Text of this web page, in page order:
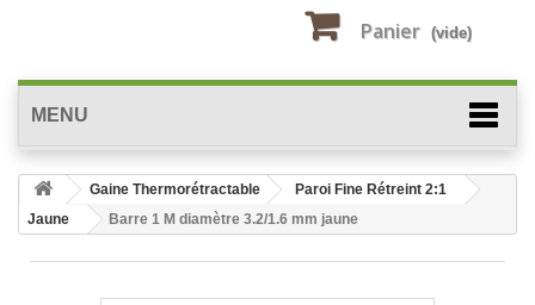
Panier (vide)
MENU
Gaine Thermorétractable
Paroi Fine Rétreint 2:1
Jaune
Barre 1 M diamètre 3.2/1.6 mm jaune